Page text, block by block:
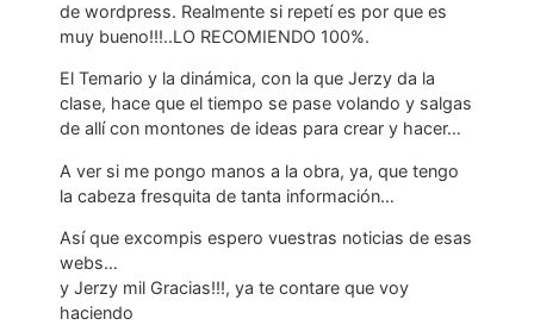
de wordpress. Realmente si repetí es por que es
muy bueno!!!..LO RECOMIENDO 100%.
El Temario y la dinámica, con la que Jerzy da la
clase, hace que el tiempo se pase volando y salgas
de allí con montones de ideas para crear y hacer…
A ver si me pongo manos a la obra, ya, que tengo
la cabeza fresquita de tanta información…
Así que excompis espero vuestras noticias de esas
webs…
y Jerzy mil Gracias!!!, ya te contare que voy
haciendo